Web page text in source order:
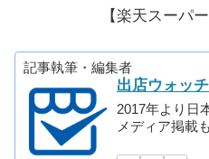
【楽天スーパ
記事執筆・編集者
出店ウォッ
2017年より日
メディア掲載